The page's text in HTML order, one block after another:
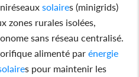
solaires (minigrids)
zones rurales isolées,
sans réseau centralisé.
alimenté par énergie
s pour maintenir les